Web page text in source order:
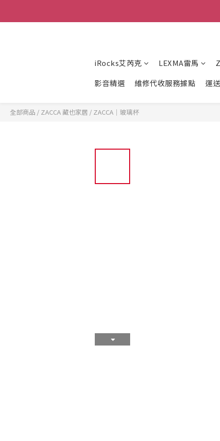
iRocks艾芮克 LEXMA雷馬
影音精選
維修代收服務據點 運
全部商品 / ZACCA 藏也家居 / ZACCA｜玻璃杯